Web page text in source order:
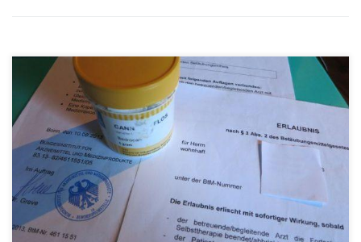
Jak już wiadomo, w Niemczech zalegalizowano medyczną
marihuanę. W związku z tym, że Polska też zrobiła ważny krok w
tym kierunku, warto jest przyjrzeć się, jak legalna medyczna
marihuana wygląda w praktyce. W Niemczech jak na razie
największym problemem okazuje się pytanie, kto ma pokrywać
koszty leczenia pacjentów? W zależności […]